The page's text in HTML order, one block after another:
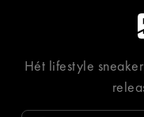
Hét lifestyle